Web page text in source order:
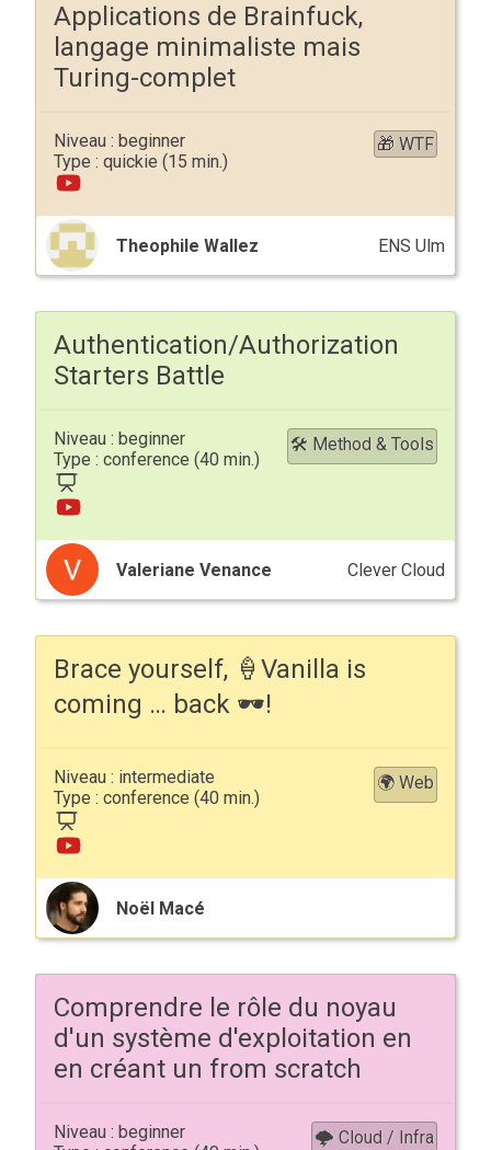
Applications de Brainfuck,
langage minimaliste mais
Turing-complet
🎁 WTF
beginner
quickie
Theophile Wallez ENS Ulm
Authentication/Authorization
Starters Battle
🛠 Method & Tools
beginner
conference
Valeriane Venance Clever Cloud
Brace yourself, 🍦Vanilla is
coming … back 🕶!
🌍 Web
intermediate
conference
Noël Macé
Comprendre le rôle du noyau
d'un système d'exploitation en
en créant un from scratch
🌩 Cloud / Infra
beginner